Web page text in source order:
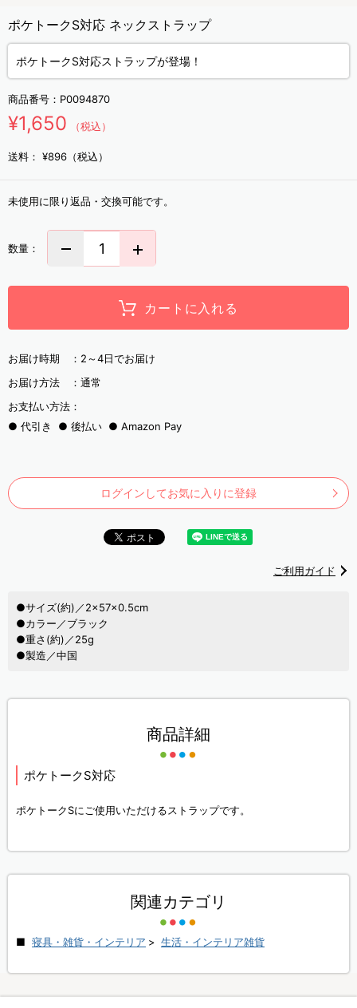
ポケトークS対応 ネックストラップ
ポケトークS対応ストラップが登場！
商品番号： P0094870
¥1,650 （税込）
送料： ¥896（税込）
未使用に限り返品・交換可能です。
数量：
カートに入れる
お届け時期 ： 2～4日でお届け
お届け方法 ： 通常
お支払い方法：
代引き
後払い Amazon Pay
ログインしてお気に入りに登録
ご利用ガイド
●サイズ(約)／2×57×0.5cm
●カラー／ブラック
●重さ(約)／25g
●製造／中国
商品詳細
ポケトークS対応
ポケトークSにご使用いただけるストラップです。
関連カテゴリ
寝具・雑貨・インテリア > 生活・インテリア雑貨